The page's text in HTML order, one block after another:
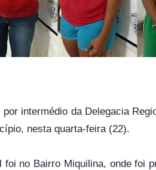
intermédio da Delegacia
nesta quarta-feira (22).
foi no Bairro Miquilina, onde foi